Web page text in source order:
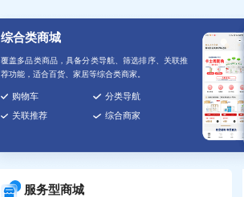
综合类商城
覆盖多品类商品，具备分类导航、筛选排序、关联推
荐功能，适合百货、家居等综合类商家。
购物车 分类导航
关联推荐 综合商家
服务型商城